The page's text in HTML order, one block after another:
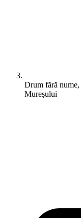
Drum fără
Mureşului